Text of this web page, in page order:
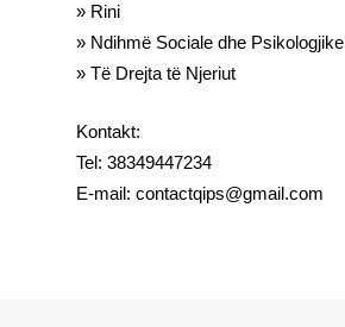
» Rini
» Ndihmë Sociale dhe Psikologjike
» Të Drejta të Njeriut
Kontakt:
Tel: 38349447234
E-mail: contactqips@gmail.com